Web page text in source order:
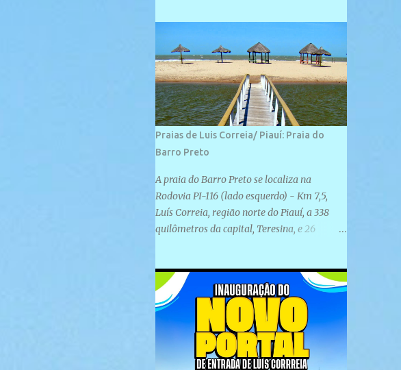
localizada na Rua São José, 98 Barrinha -
Cajueiro da Praia.
Praias de Luis Correia/ Piauí: Praia do
Barro Preto
A praia do Barro Preto se localiza na
Rodovia PI-116 (lado esquerdo) - Km 7,5,
Luís Correia, região norte do Piauí, a 338
quilômetros da capital, Teresina, e 26
plana e retilínea na maior parte de sua
extensão, chegando a mais ou menos a 1,5
km de paisagens exuberantes. Possui ondas
suaves devido ao extensivo molhe de pedras
que não chegam a 2 metros de altura, não
apresentando dunas em seu espaço